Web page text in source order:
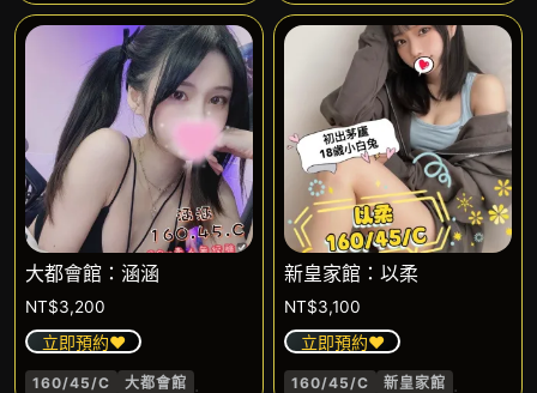
大都會館：涵涵
NT$3,200
立即預約❤️
160/45/C 大都會館 .
新皇家館：以柔
NT$3,100
立即預約❤️
160/45/C 新皇家館 .